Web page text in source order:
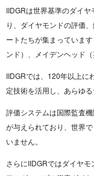
IIDGRは世界基準のダイ
り、ダイヤモンドの評価
ートたちが集まっていま
ンド）、メイデンヘッド
IIDGRでは、120年以上に
定技術を活用し、あらゆ
評価システムは国際監査
が与えられており、世界
いません。
さらにIIDGRではダイヤ